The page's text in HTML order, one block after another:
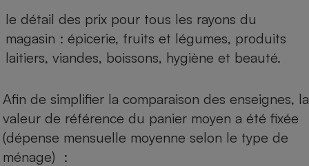
le détail des prix pour tous les rayons du
magasin : épicerie, fruits et légumes, produits
laitiers, viandes, boissons, hygiène et beauté.
Afin de simplifier la comparaison des enseignes, la
valeur de référence du panier moyen a été fixée
(dépense mensuelle moyenne selon le type de
ménage) :